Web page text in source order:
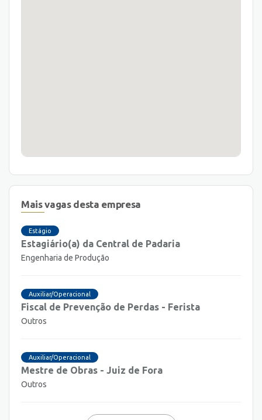
Mais vagas desta empresa
Estágio
Estagiário(a) da Central de Padaria
Engenharia de Produção
Auxiliar/Operacional
Fiscal de Prevenção de Perdas - Ferista
Outros
Auxiliar/Operacional
Mestre de Obras - Juiz de Fora
Outros